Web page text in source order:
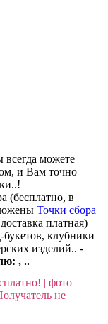
можете
и Вам точно
(бесплатно, в
Точки сбора
платная)
букетов, клубники
изделий.. -
, ..
| фото
не